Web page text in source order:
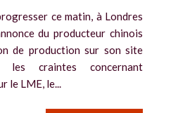
ce matin, à Londres
du producteur chinois
de production sur son site
les craintes concernant
le LME, le...